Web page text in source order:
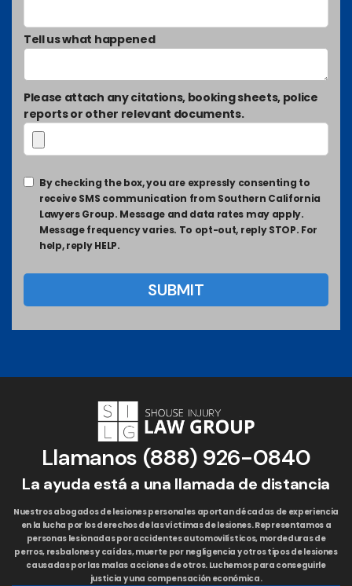
Tell us what happened
Please attach any citations, booking sheets, police
reports or other relevant documents.
By checking the box, you are expressly consenting to
receive SMS communication from Southern California
Lawyers Group. Message and data rates may apply.
Message frequency varies. To opt-out, reply STOP. For
help, reply HELP.
Llamanos (888) 926-0840
La ayuda está a una llamada de distancia
Nuestros abogados de lesiones personales aportan décadas de experiencia
en la lucha por los derechos de las víctimas de lesiones. Representamos a
personas lesionadas por accidentes automovilísticos, mordeduras de
perros, resbalones y caídas, muerte por negligencia y otros tipos de lesiones
causadas por las malas acciones de otros. Luchemos para conseguirle
justicia y una compensación económica.